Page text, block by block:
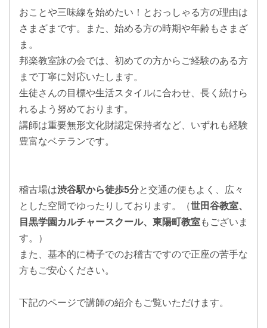
2023.05.14
《詠の会温習会》5月21日（日）国立オリンピック記念青少
年センター 小ホールにて温習会がございます。
2023.03.23
《祝合格》東京藝術大学合格 おめでとうございます
2023.01.24
《出演についてのお知らせ》歌舞伎座 壽初春大歌舞伎〈十
六夜清心〉出演中
《出演についてのお知らせ》 さいたま市三曲協会定期演奏会
日時：2022年10月16日（日） 会場：さいたま市民文化セン
ター 演奏曲目；『松風』『松竹梅』『竹生島』
2022.09.05
《出演についてのお知らせ》尺八演奏会 日時：2022年9月25
日（日）13時開演 会場：新潟市民会館りゅーとぴあ能楽堂
演奏曲目：『黎明』『菊の節句』『小督曲』
2022.05.24
おことや三味線を始めたい！とおっしゃる方の理由は
さまざまです。また、始める方の時期や年齢もさまざ
ま。
邦楽教室詠の会では、初めての方からご経験のある方
まで丁寧に対応いたします。
生徒さんの目標や生活スタイルに合わせ、長く続けら
れるよう努めております。
講師は重要無形文化財認定保持者など、いずれも経験
豊富なベテランです。
稽古場は渋谷駅から徒歩5分と交通の便もよく、広々
とした空間でゆったりしております。（世田谷教室、
目黒学園カルチャースクール、東陽町教室もございま
す。）
また、基本的に椅子でのお稽古ですので正座の苦手な
方もご安心ください。
下記のページで講師の紹介もご覧いただけます。